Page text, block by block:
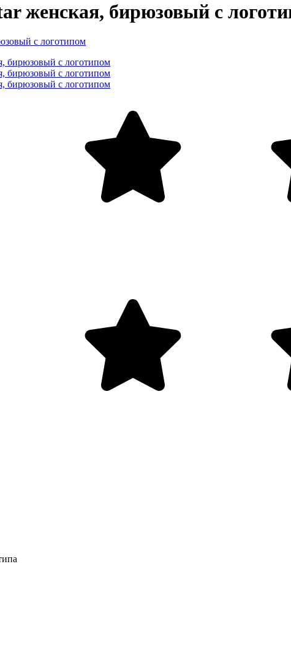
женская, бирюзовый с